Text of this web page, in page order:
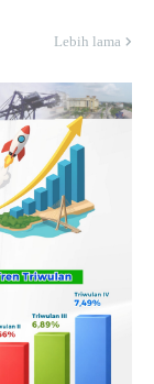
Lebih lama